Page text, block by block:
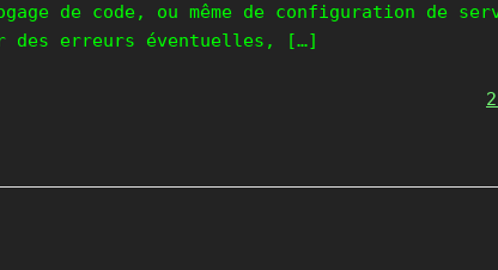
de code, ou même de configuration de
des erreurs éventuelles, […]